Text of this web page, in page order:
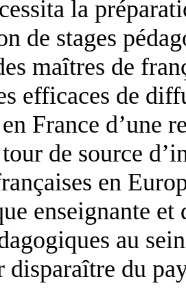
la
de stages
maîtres de
efficaces de
France d’une
de source
en
enseignante et
au
du